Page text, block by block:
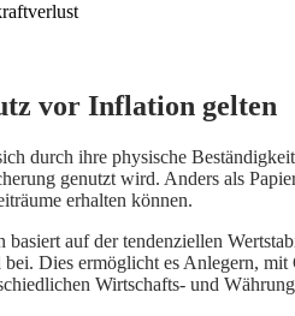
vor Inflation gelten
durch ihre physische
genutzt wird. Anders als
erhalten können.
auf der tendenziellen
Dies ermöglicht es Anlegern,
Wirtschafts- und